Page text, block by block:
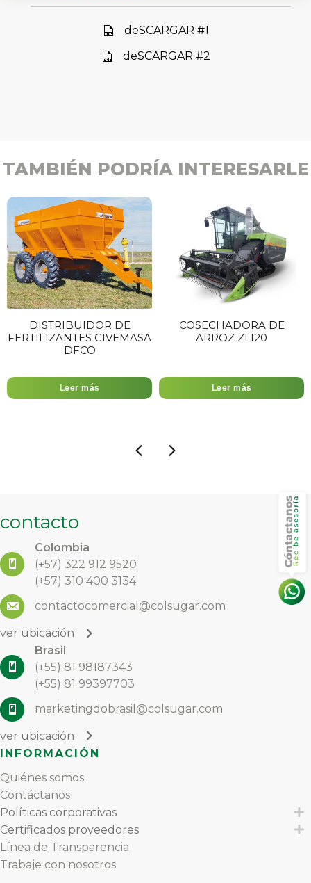
deSCARGAR #1
deSCARGAR #2
TAMBIÉN PODRÍA INTERESARLE
DE
CIVEMASA
COSECHADORA DE
ARROZ ZL120
contacto
Colombia
(+57) 322 912 9520
(+57) 310 400 3134
contactocomercial@colsugar.com
ver ubicación
Brasil
(+55) 81 98187343
(+55) 81 99397703
marketingdobrasil@colsugar.com
ver ubicación
INFORMACIÓN
Quiénes somos
Contáctanos
Políticas corporativas
Certificados proveedores
Línea de Transparencia
Trabaje con nosotros